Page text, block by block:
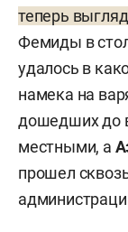
теперь
Фемиды в
удалось в
намека на
дошедших до
местными, а
прошел